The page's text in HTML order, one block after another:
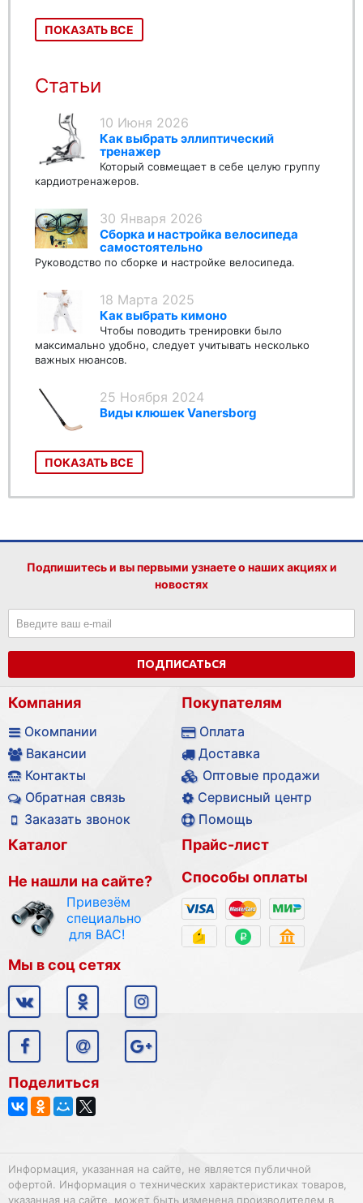
ПОКАЗАТЬ ВСЕ
Статьи
10 Июня 2026
Как выбрать эллиптический
тренажер
Который совмещает в себе целую группу
кардиотренажеров.
30 Января 2026
Сборка и настройка велосипеда
самостоятельно
Руководство по сборке и настройке велосипеда.
18 Марта 2025
Как выбрать кимоно
Чтобы поводить тренировки было
максимально удобно, следует учитывать несколько
важных нюансов.
25 Ноября 2024
Виды клюшек Vanersborg
ПОКАЗАТЬ ВСЕ
Подпишитесь и вы первыми узнаете о наших акциях и
новостях
ПОДПИСАТЬСЯ
Компания
Окомпании
Вакансии
Контакты
Обратная связь
Заказать звонок
Покупателям
Оплата
Доставка
Оптовые продажи
Сервисный центр
Помощь
Каталог
Не нашли на сайте?
Привезём
специально
для ВАС!
Прайс-лист
Способы оплаты
Мы в соц сетях
Поделиться
Информация, указанная на сайте, не является публичной
офертой. Информация о технических характеристиках товаров,
указанная на сайте, может быть изменена производителем в